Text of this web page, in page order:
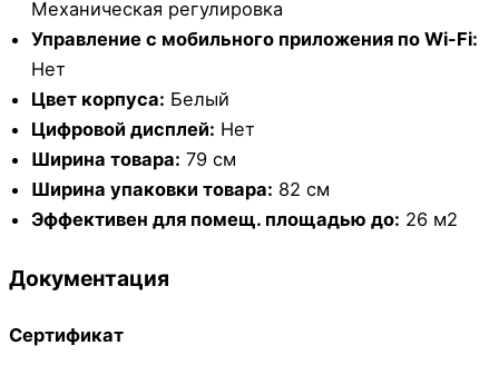
Механическая регулировка
Управление c мобильного приложения по Wi-Fi:
Нет
Цвет корпуса: Белый
Цифровой дисплей: Нет
Ширина товара: 79 см
Ширина упаковки товара: 82 см
Эффективен для помещ. площадью до: 26 м2
Документация
Сертификат